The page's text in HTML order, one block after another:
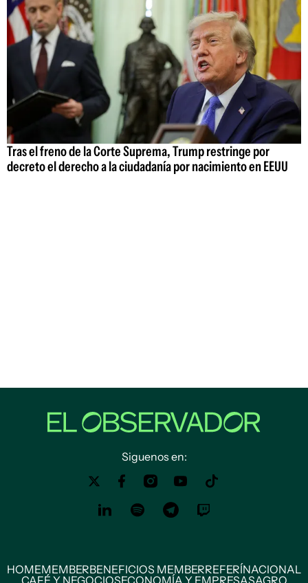
Tras el freno de la Corte Suprema, Trump restringe por
decreto el derecho a la ciudadanía por nacimiento en EEUU
Siguenos en:
HOMEMEMBERBENEFICIOS MEMBERREFERÍNACIONAL
CAFÉ Y NEGOCIOSECONOMÍA Y EMPRESASAGRO